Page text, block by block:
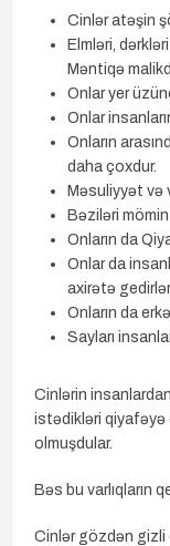
Cinlər atəşin
Elmləri,
Məntiqə
Onlar yer
Onlar
Onların
daha çoxdur.
Məsuliyyət və
Bəziləri
Onların da
Onlar da
axirətə
Onların da
Sayları
Cinlərin
istədikləri qiyafəyə
olmuşdular.
Bəs bu varlıqların
Cinlər gözdən gizli